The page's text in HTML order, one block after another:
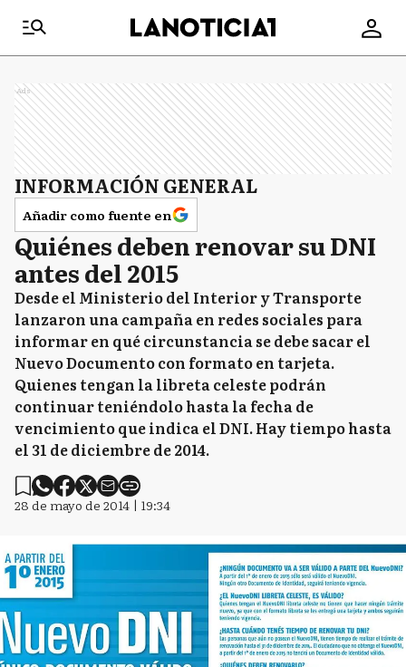
Ads
INFORMACIÓN GENERAL
Añadir como fuente en
Quiénes deben renovar su DNI
antes del 2015
Desde el Ministerio del Interior y Transporte
lanzaron una campaña en redes sociales para
informar en qué circunstancia se debe sacar el
Nuevo Documento con formato en tarjeta.
Quienes tengan la libreta celeste podrán
continuar teniéndolo hasta la fecha de
vencimiento que indica el DNI. Hay tiempo hasta
el 31 de diciembre de 2014.
28 de mayo de 2014 | 19:34